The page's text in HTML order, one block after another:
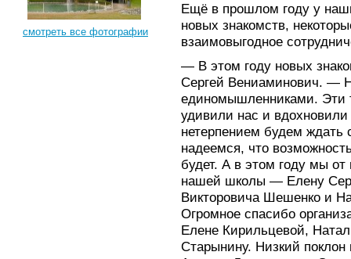
смотреть все фотографии
Ещё в прошлом году у
новых знакомств,
взаимовыгодное
— В этом году новых
Сергей Вениаминович. —
единомышленниками. Эти
удивили нас и
нетерпением будем
надеемся, что
будет. А в этом году мы
нашей школы — Елену
Викторовича Шешенко и
Огромное спасибо
Елене Кирильцевой,
Старынину. Низкий